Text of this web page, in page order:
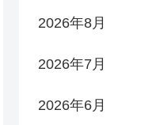
2026年8月
2026年7月
2026年6月